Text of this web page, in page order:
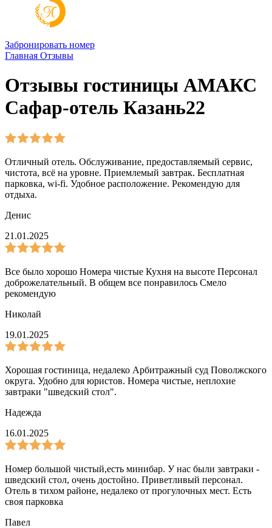
Забронировать номер
Главная Отзывы
Отзывы гостиницы АМАКС
Сафар-отель Казань22
Отличный отель. Обслуживание, предоставляемый сервис,
чистота, всё на уровне. Приемлемый завтрак. Бесплатная
парковка, wi-fi. Удобное расположение. Рекомендую для
отдыха.
Денис
21.01.2025
Все было хорошо Номера чистые Кухня на высоте Персонал
доброжелательный. В общем все понравилось Смело
рекомендую
Николай
19.01.2025
Хорошая гостиница, недалеко Арбитражный суд Поволжского
округа. Удобно для юристов. Номера чистые, неплохие
завтраки "шведский стол".
Надежда
16.01.2025
Номер большой чистый,есть минибар. У нас были завтраки -
шведский стол, очень достойно. Приветливый персонал.
Отель в тихом районе, недалеко от прогулочных мест. Есть
своя парковка
Павел